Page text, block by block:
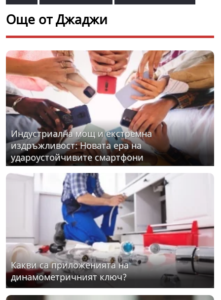
Още от Джаджи
Индустриална мощ и екстремна
издръжливост: Новата ера на
удароустойчивите смартфони
Какви са приложенията на
динамометричният ключ?